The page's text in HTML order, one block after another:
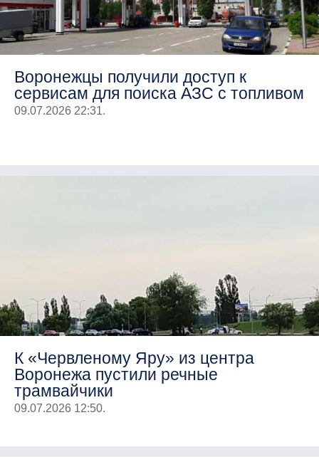
Воронежцы получили доступ к
сервисам для поиска АЗС с топливом
09.07.2026 22:31.
К «Червленому Яру» из центра
Воронежа пустили речные
трамвайчики
09.07.2026 12:50.